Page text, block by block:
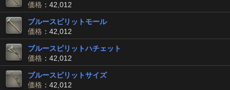
価格 ：42,012
ブルースピリットモール
価格 ：42,012
ブルースピリットハチェット
価格 ：42,012
ブルースピリットサイズ
価格 ：42,012